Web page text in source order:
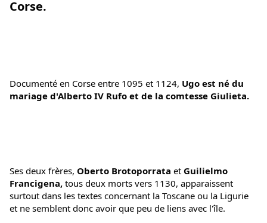
Corse.
Documenté en Corse entre 1095 et 1124, Ugo est né du
mariage d'Alberto IV Rufo et de la comtesse Giulieta.
Ses deux frères, Oberto Brotoporrata et Guilielmo
Francigena, tous deux morts vers 1130, apparaissent
surtout dans les textes concernant la Toscane ou la Ligurie
et ne semblent donc avoir que peu de liens avec l'île.